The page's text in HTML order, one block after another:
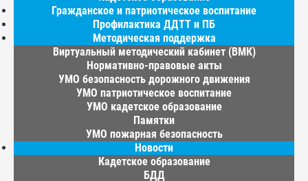
Гражданское и патриотическое воспитание
Профилактика ДДТТ и ПБ
Методическая поддержка
Виртуальный методический кабинет (ВМК)
Нормативно-правовые акты
УМО безопасность дорожного движения
УМО патриотическое воспитание
УМО кадетское образование
Памятки
УМО пожарная безопасность
Новости
Кадетское образование
БДД